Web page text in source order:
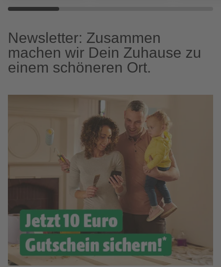
Newsletter: Zusammen
machen wir Dein Zuhause zu
einem schöneren Ort.